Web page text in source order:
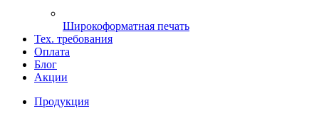
Широкоформатная печать
Тех. требования
Оплата
Блог
Акции
Продукция